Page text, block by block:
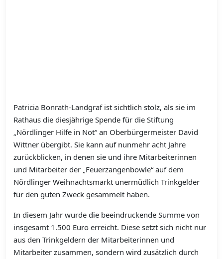
Patricia Bonrath-Landgraf ist sichtlich stolz, als sie im
Rathaus die diesjährige Spende für die Stiftung
„Nördlinger Hilfe in Not“ an Oberbürgermeister David
Wittner übergibt. Sie kann auf nunmehr acht Jahre
zurückblicken, in denen sie und ihre Mitarbeiterinnen
und Mitarbeiter der „Feuerzangenbowle“ auf dem
Nördlinger Weihnachtsmarkt unermüdlich Trinkgelder
für den guten Zweck gesammelt haben.
In diesem Jahr wurde die beeindruckende Summe von
insgesamt 1.500 Euro erreicht. Diese setzt sich nicht nur
aus den Trinkgeldern der Mitarbeiterinnen und
Mitarbeiter zusammen, sondern wird zusätzlich durch